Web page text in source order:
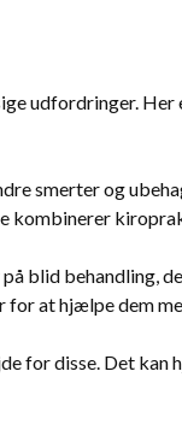
udfordringer. Her
smerter og
kombinerer
blid behandling,
at hjælpe dem
for disse. Det kan